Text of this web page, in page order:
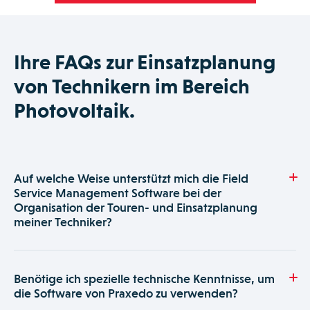
Ihre FAQs zur Einsatzplanung
von Technikern im Bereich
Photovoltaik.
Auf welche Weise unterstützt mich die Field
Service Management Software bei der
Organisation der Touren- und Einsatzplanung
meiner Techniker?
unterstützt Sie dabei, Ihre internen Geschäftsprozesse zu
optimieren. Die flexiblen Schnittstellen und die
Benötige ich spezielle technische Kenntnisse, um
die Software von Praxedo zu verwenden?